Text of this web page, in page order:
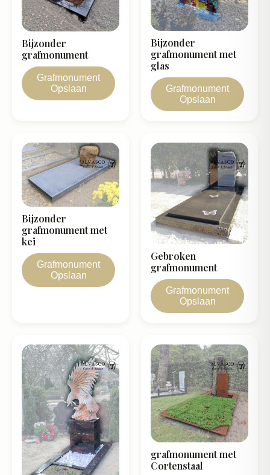
Grafmonument
Opslaan
Bijzonder
grafmonument
Grafmonument
Opslaan
Bijzonder
grafmonument met
glas
Grafmonument
Opslaan
Bijzonder
grafmonument met
kei
Grafmonument
Opslaan
Gebroken
grafmonument
grafmonument met
Cortenstaal